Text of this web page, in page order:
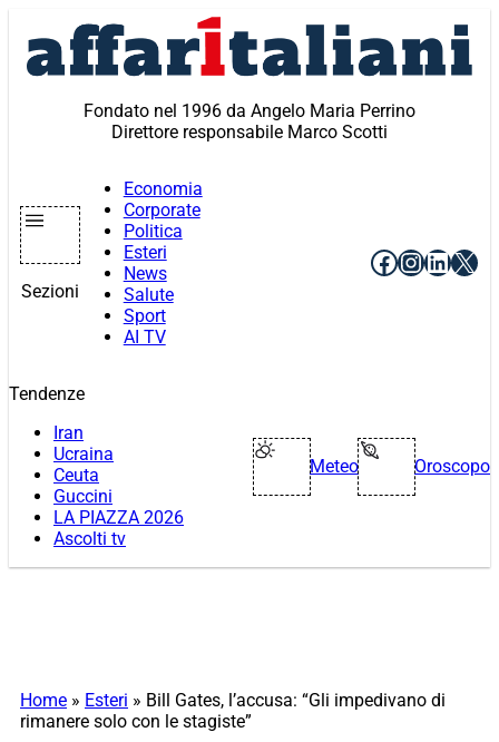
contenuto
Fondato nel 1996 da Angelo Maria Perrino
Direttore responsabile Marco Scotti
Sezioni
Economia
Corporate
Politica
Esteri
News
Salute
Sport
AI TV
Facebook
X
Tendenze
Iran
Ucraina
Ceuta
Guccini
LA PIAZZA 2026
Ascolti tv
Meteo Oroscopo
Home » Esteri » Bill Gates, l’accusa: “Gli impedivano di
rimanere solo con le stagiste”